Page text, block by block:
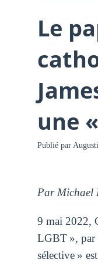
Le
une
Publié par
Par Michael
9 mai 2022,
LGBT », par
sélective »